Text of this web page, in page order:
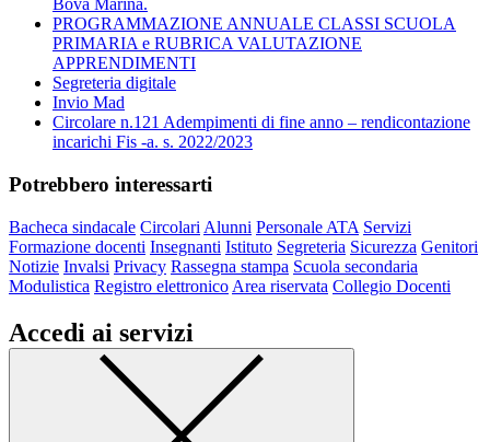
Bova Marina.
PROGRAMMAZIONE ANNUALE CLASSI SCUOLA
PRIMARIA e RUBRICA VALUTAZIONE
APPRENDIMENTI
Segreteria digitale
Invio Mad
Circolare n.121 Adempimenti di fine anno – rendicontazione
incarichi Fis -a. s. 2022/2023
Potrebbero interessarti
Bacheca sindacale Circolari Alunni Personale ATA Servizi
Formazione docenti Insegnanti Istituto Segreteria Sicurezza Genitori
Notizie Invalsi Privacy Rassegna stampa Scuola secondaria
Modulistica Registro elettronico Area riservata Collegio Docenti
Accedi ai servizi